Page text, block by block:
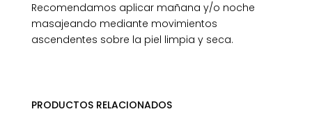
Recomendamos aplicar mañana y/o noche
masajeando mediante movimientos
ascendentes sobre la piel limpia y seca.
PRODUCTOS RELACIONADOS